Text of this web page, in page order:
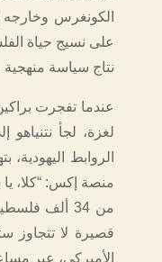
الكونغرس
على نسيج حياة
نتاج سياسة
عندما تفجرت
لغزة، لجأ
الروابط
منصة إكس: “كلا،
قصيرة لا تتجاوز
الأميركي، عبر